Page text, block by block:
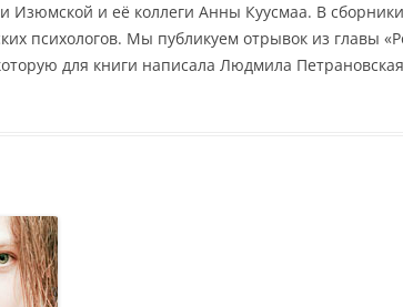
Изюмской и её коллеги Анны Куусмаа. В
психологов. Мы публикуем отрывок из главы
для книги написала Людмила